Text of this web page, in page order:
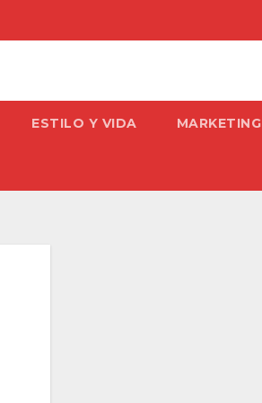
ESTILO Y VIDA MARKETING